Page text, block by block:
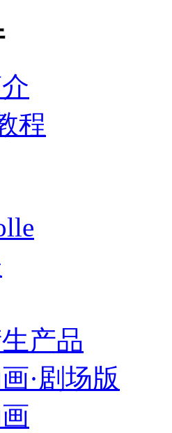
程
产品
·剧场版